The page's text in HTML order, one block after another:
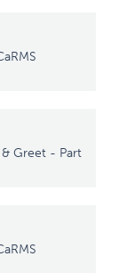
Greet - Part